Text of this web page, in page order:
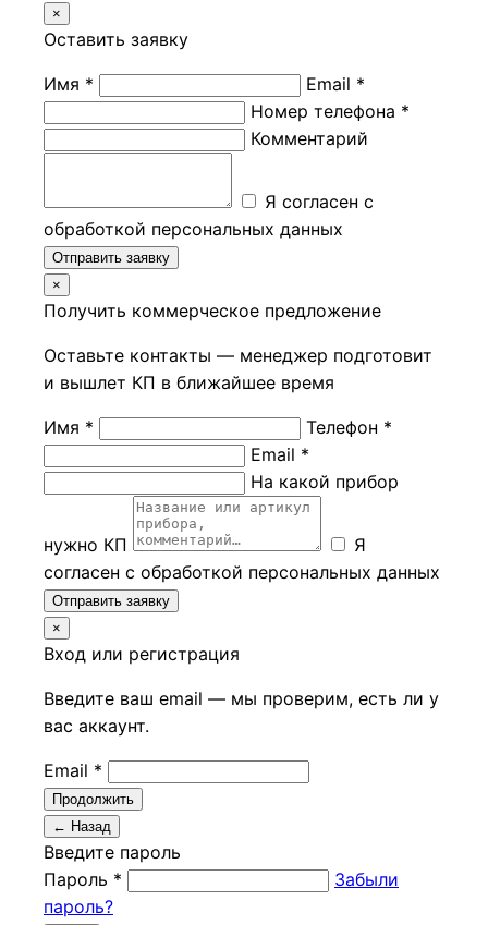
×
Оставить заявку
Имя *
Email *
Номер телефона *
Комментарий
Я согласен с
обработкой персональных данных
Отправить заявку
×
Получить коммерческое предложение
Оставьте контакты — менеджер подготовит
и вышлет КП в ближайшее время
Имя *
Телефон *
Email *
На какой прибор
нужно КП
Я
согласен с обработкой персональных данных
Отправить заявку
×
Вход или регистрация
Введите ваш email — мы проверим, есть ли у
вас аккаунт.
Email *
Продолжить
← Назад
Введите пароль
Пароль *
Забыли
пароль?